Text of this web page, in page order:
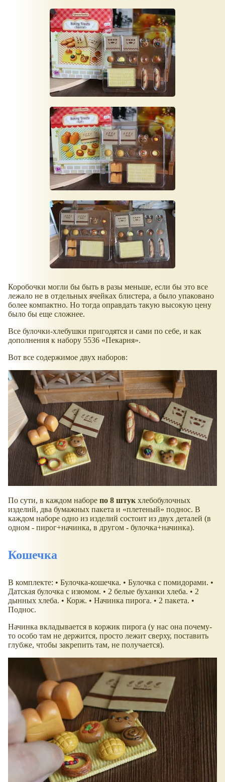
Коробочки могли бы быть в разы меньше, если бы это все
лежало не в отдельных ячейках блистера, а было упаковано
более компактно. Но тогда оправдать такую высокую цену
было бы еще сложнее.
Все булочки-хлебушки пригодятся и сами по себе, и как
дополнения к набору 5536
Пекарня .
Вот все содержимое двух наборов:
По сути, в каждом наборе по 8 штук хлебобулочных
изделий, два бумажных пакета и
плетеный
поднос. В
каждом наборе одно из изделий состоит из двух деталей (в
одном - пирог+начинка, в другом - булочка+начинка).
Кошечка
В комплекте: • Булочка-кошечка. • Булочка с помидорами. •
Датская булочка с изюмом. • 2 белые буханки хлеба. • 2
дынных хлеба. • Корж. • Начинка пирога. • 2 пакета. •
Поднос.
Начинка вкладывается в коржик пирога (у нас она почему-
то особо там не держится, просто лежит сверху, поставить
глубже, чтобы закрепить там, не получается).